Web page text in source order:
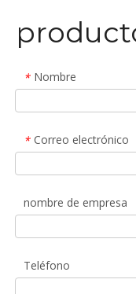
* Nombre
* Correo electrónico
nombre de empresa
Teléfono